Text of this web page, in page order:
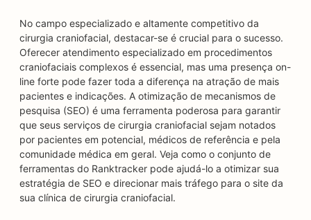
No campo especializado e altamente competitivo da
cirurgia craniofacial, destacar-se é crucial para o sucesso.
Oferecer atendimento especializado em procedimentos
craniofaciais complexos é essencial, mas uma presença on-
line forte pode fazer toda a diferença na atração de mais
pacientes e indicações. A otimização de mecanismos de
pesquisa (SEO) é uma ferramenta poderosa para garantir
que seus serviços de cirurgia craniofacial sejam notados
por pacientes em potencial, médicos de referência e pela
comunidade médica em geral. Veja como o conjunto de
ferramentas do Ranktracker pode ajudá-lo a otimizar sua
estratégia de SEO e direcionar mais tráfego para o site da
sua clínica de cirurgia craniofacial.